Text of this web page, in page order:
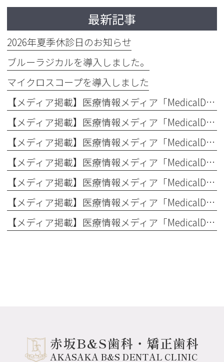
最新記事
2026年夏季休診日のお知らせ
ブルーラジカルを導入しました。
マイクロスコープを導入しました
【メディア掲載】医療情報メディア「MedicalDOC」の東京都の歯がガタガタの方向けの治療特集に当院が掲載されました！
【メディア掲載】医療情報メディア「MedicalDOC」の東京都全顎治療特集に当院が掲載されました！
【メディア掲載】医療情報メディア「MedicalDOC」の東京都ガチャ歯(叢生)治療特集に当院が掲載されました！
【メディア掲載】医療情報メディア「MedicalDOC」の東京都口臭治療特集に当院が掲載されました！
【メディア掲載】医療情報メディア「MedicalDOC」の東京都ブルーラジカル治療特集に当院が掲載されました！
【メディア掲載】医療情報メディア「MedicalDOC」の東京都マウスピース型矯正特集に当院が掲載されました！
【メディア掲載】医療情報メディア「MedicalDOC」の赤坂駅の歯医者特集に当院が掲載されました！
赤坂B&S歯科・矯正歯科
AKASAKA B&S DENTAL CLINIC